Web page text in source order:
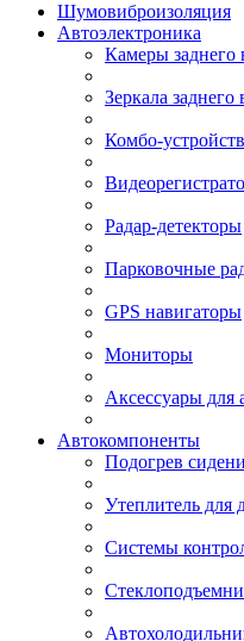
Шумовиброизоляция
Автоэлектроника
Камеры заднего
Зеркала заднего
Комбо-
Радар-детекторы
Парковочные
GPS навигаторы
Мониторы
Аксессуары для
Автокомпоненты
Подогрев
Утеплитель для
Системы